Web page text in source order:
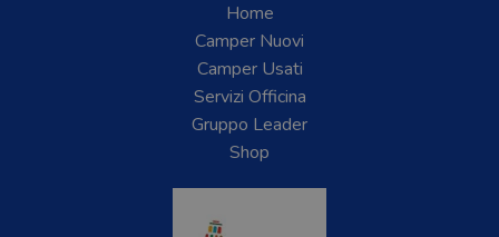
Home
Camper Nuovi
Camper Usati
Servizi Officina
Gruppo Leader
Shop